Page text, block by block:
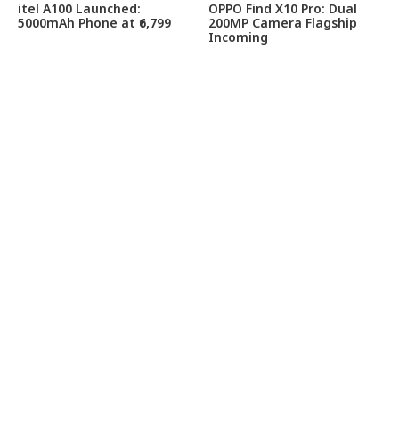
itel A100 Launched:
5000mAh Phone at ₹6,799
OPPO Find X10 Pro: Dual
200MP Camera Flagship
Incoming